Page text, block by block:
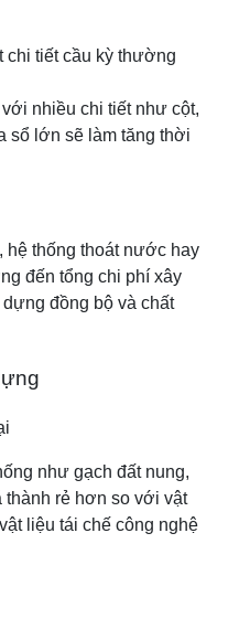
chi tiết cầu kỳ thường
nhiều chi tiết như cột,
sổ lớn sẽ làm tăng thời
hệ thống thoát nước hay
đến tổng chi phí xây
đồng bộ và chất
như gạch đất nung,
rẻ hơn so với vật
liệu tái chế công nghệ